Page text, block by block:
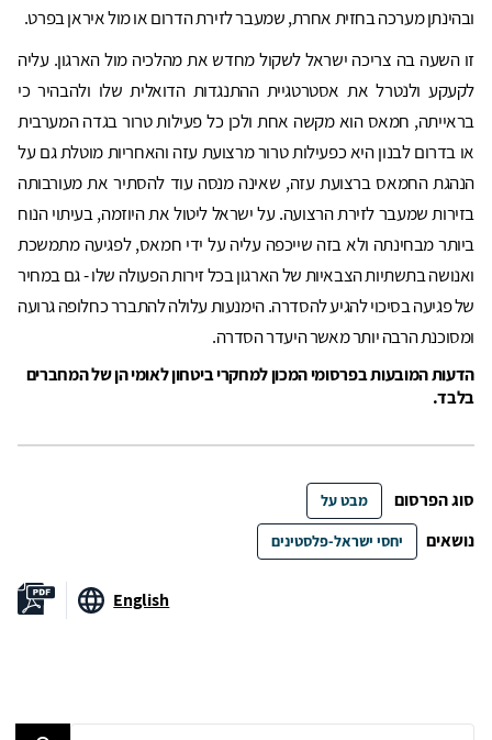
ובהינתן מערכה בחזית אחרת, שמעבר לזירת הדרום או מול איראן בפרט.
זו השעה בה צריכה ישראל לשקול מחדש את מהלכיה מול הארגון. עליה
לקעקע ולנטרל את אסטרטגיית ההתנגדות הדואלית שלו ולהבהיר כי
בראייתה, חמאס הוא מקשה אחת ולכן כל פעילות טרור בגדה המערבית
או בדרום לבנון היא כפעילות טרור מרצועת עזה והאחריות מוטלת גם על
הנהגת החמאס ברצועת עזה, שאינה מנסה עוד להסתיר את מעורבותה
בזירות שמעבר לזירת הרצועה. על ישראל ליטול את היוזמה, בעיתוי הנוח
ביותר מבחינתה ולא בזה שייכפה עליה על ידי חמאס, לפגיעה מתמשכת
ואנושה בתשתיות הצבאיות של הארגון בכל זירות הפעולה שלו - גם במחיר
של פגיעה בסיכוי להגיע להסדרה. הימנעות עלולה להתברר כחלופה גרועה
ומסוכנת הרבה יותר מאשר היעדר הסדרה.
הדעות המובעות בפרסומי המכון למחקרי ביטחון לאומי הן של המחברים
בלבד.
סוג הפרסום מבט על
נושאים יחסי ישראל-פלסטינים
English